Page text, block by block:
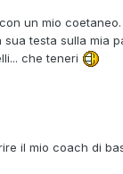
un mio
testa sulla mia
che teneri
il mio coach di